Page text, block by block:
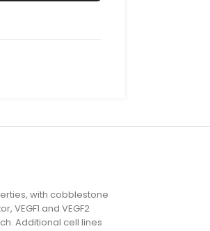
with cobblestone
and VEGF2
Additional cell lines